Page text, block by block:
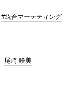
#統合マーケティング
尾崎 咲美